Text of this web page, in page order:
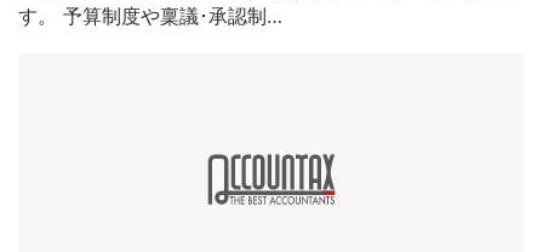
す。 予算制度や稟議･承認制…